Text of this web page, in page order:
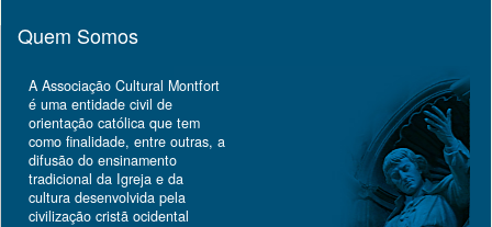
Quem Somos
A Associação Cultural Montfort
é uma entidade civil de
orientação católica que tem
como finalidade, entre outras, a
difusão do ensinamento
tradicional da Igreja e da
cultura desenvolvida pela
civilização cristã ocidental